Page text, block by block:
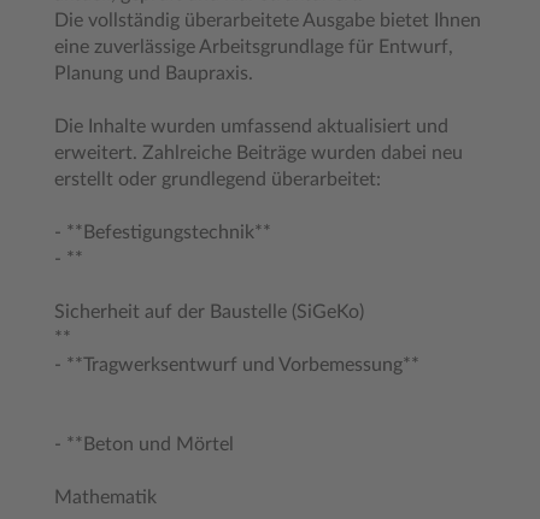
Die vollständig überarbeitete Ausgabe bietet Ihnen
eine zuverlässige Arbeitsgrundlage für Entwurf,
Planung und Baupraxis.
Die Inhalte wurden umfassend aktualisiert und
erweitert. Zahlreiche Beiträge wurden dabei neu
erstellt oder grundlegend überarbeitet:
- **Befestigungstechnik**
- **
Sicherheit auf der Baustelle (SiGeKo)
**
- **Tragwerksentwurf und Vorbemessung**
- **Beton und Mörtel
Mathematik